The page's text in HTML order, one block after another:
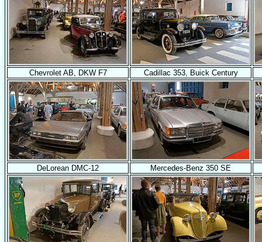
Chevrolet AB, DKW F7 Cadillac 353, Buick Century
DeLorean DMC-12 Mercedes-Benz 350 SE